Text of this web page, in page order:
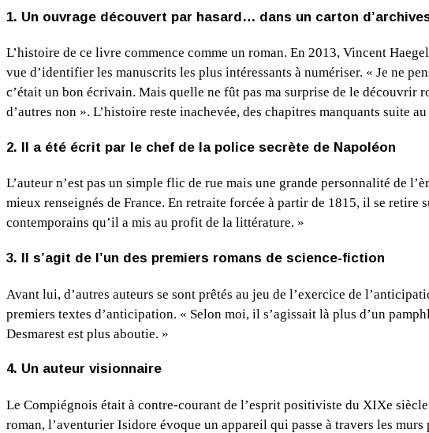
1. Un ouvrage découvert par hasard… dans un carton
L’histoire de ce livre commence comme un roman. En 2013, Vincent
vue d’identifier les manuscrits les plus intéressants à numériser. « Je ne
c’était un bon écrivain. Mais quelle ne fût pas ma surprise de le découvrir
d’autres non ». L’histoire reste inachevée, des chapitres manquants suite au
2. Il a été écrit par le chef de la police secrète de Napoléon
L’auteur n’est pas un simple flic de rue mais une grande personnalité de
mieux renseignés de France. En retraite forcée à partir de 1815, il se retire
contemporains qu’il a mis au profit de la littérature. »
3. Il s’agit de l’un des premiers romans de science-fiction
Avant lui, d’autres auteurs se sont prêtés au jeu de l’exercice de
premiers textes d’anticipation. « Selon moi, il s’agissait là plus d’un
Desmarest est plus aboutie. »
4. Un auteur visionnaire
Le Compiégnois était à contre-courant de l’esprit positiviste du XIXe
roman, l’aventurier Isidore évoque un appareil qui passe à travers les